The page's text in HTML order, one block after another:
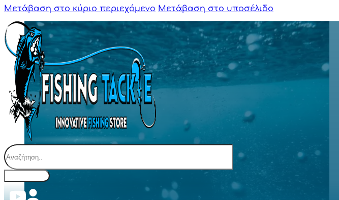
Μετάβαση στο κύριο περιεχόμενο Μετάβαση στο υποσέλιδο
Αναζήτηση